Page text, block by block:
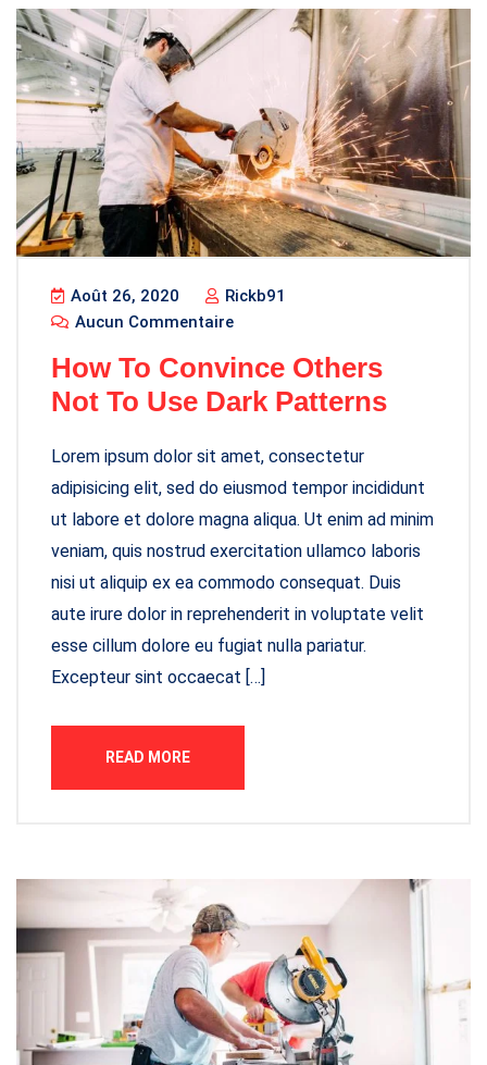
Août 26, 2020
Rickb91
Aucun Commentaire
How To Convince Others
Not To Use Dark Patterns
Lorem ipsum dolor sit amet, consectetur
adipisicing elit, sed do eiusmod tempor incididunt
ut labore et dolore magna aliqua. Ut enim ad minim
veniam, quis nostrud exercitation ullamco laboris
nisi ut aliquip ex ea commodo consequat. Duis
aute irure dolor in reprehenderit in voluptate velit
esse cillum dolore eu fugiat nulla pariatur.
Excepteur sint occaecat […]
READ MORE